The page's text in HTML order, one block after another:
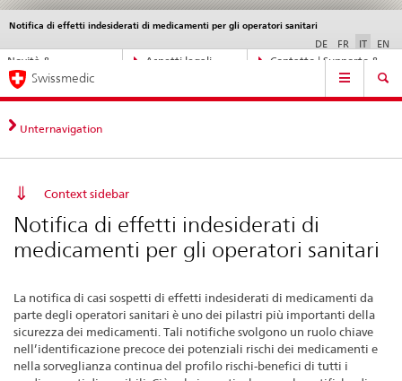
Navigazione
diretta:
novità,
legali,
Novità &
Aspetti legali,
Contatto | Supporto &
Notifica di effetti indesiderati di medicamenti per gli operatori sanitari
DE FR IT EN
Service
Navigation
Swissmedic
Unternavigation
Context sidebar
Notifica di effetti indesiderati di
medicamenti per gli operatori sanitari
La notifica di casi sospetti di effetti indesiderati di medicamenti da
parte degli operatori sanitari è uno dei pilastri più importanti della
sicurezza dei medicamenti. Tali notifiche svolgono un ruolo chiave
nell’identificazione precoce dei potenziali rischi dei medicamenti e
nella sorveglianza continua del profilo rischi-benefici di tutti i